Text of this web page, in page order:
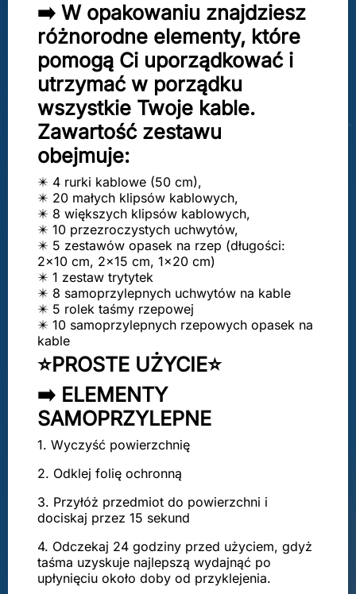
➡️ W opakowaniu znajdziesz
różnorodne elementy, które
pomogą Ci uporządkować i
utrzymać w porządku
wszystkie Twoje kable.
Zawartość zestawu
obejmuje:
✴️ 4 rurki kablowe (50 cm),
✴️ 20 małych klipsów kablowych,
✴️ 8 większych klipsów kablowych,
✴️ 10 przezroczystych uchwytów,
✴️ 5 zestawów opasek na rzep (długości:
2x10 cm, 2x15 cm, 1x20 cm)
✴️ 1 zestaw trytytek
✴️ 8 samoprzylepnych uchwytów na kable
✴️ 5 rolek taśmy rzepowej
✴️ 10 samoprzylepnych rzepowych opasek na
kable
⭐PROSTE UŻYCIE⭐
➡️ ELEMENTY
SAMOPRZYLEPNE
1. Wyczyść powierzchnię
2. Odklej folię ochronną
3. Przyłóż przedmiot do powierzchni i
dociskaj przez 15 sekund
4. Odczekaj 24 godziny przed użyciem, gdyż
taśma uzyskuje najlepszą wydajnąć po
upłynięciu około doby od przyklejenia.